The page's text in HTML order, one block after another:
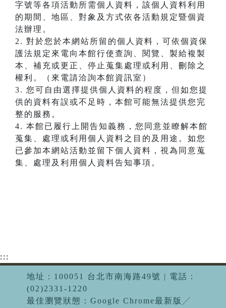
字號等各項活動所需個人資料，該個人資料利用
的期間、地區、對象及方式依各活動規定暨個資
法辦理。
2. 對於您於本網站所留的個人資料，可依個資保
護法規定來電向本館行使查詢、閱覽、製給複製
本、補充或更正、停止蒐集處理或利用、刪除之
權利。（來電請洽詢本館資訊室）
3. 您可自由選擇提供個人資料的程度，但如您提
供的資料有誤或不足時，本館可能無法提供您完
整的服務。
4. 本館已履行上開告知義務，您同意並瞭解本館
蒐集、處理或利用個人資料之目的及用途。如您
已參加本網站活動並留下個人資料，視為同意蒐
集、處理及利用個人資料告知事項。
:::
地址：100051 台北市南海路49號 | 電話：
(02)2331-1220
最佳瀏覽狀態：Google Chrome最新版╱